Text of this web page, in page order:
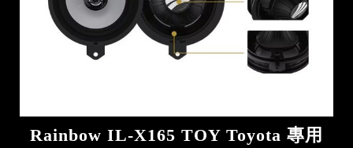
Rainbow IL-X165 TOY Toyota 專用